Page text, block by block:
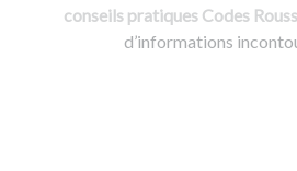
conseils pratiques Codes
d’informations